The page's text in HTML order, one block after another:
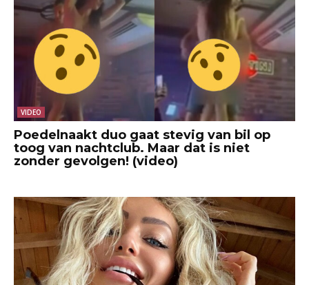
VIDEO
Poedelnaakt duo gaat stevig van bil op
toog van nachtclub. Maar dat is niet
zonder gevolgen! (video)